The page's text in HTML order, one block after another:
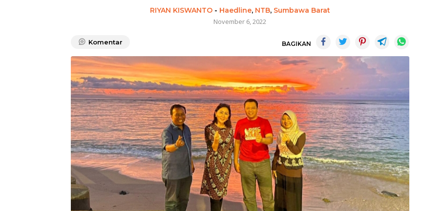
RIYAN KISWANTO- Haedline, NTB, Sumbawa Barat
November 6, 2022
Komentar BAGIKAN